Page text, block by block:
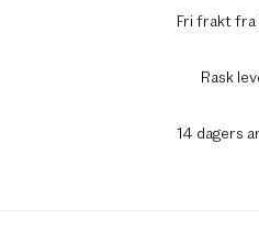
Fri frakt
Rask
14 dagers